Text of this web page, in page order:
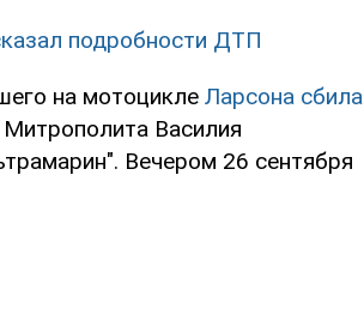
подробности ДТП
на мотоцикле Ларсона сбила
Василия
Вечером 26 сентября